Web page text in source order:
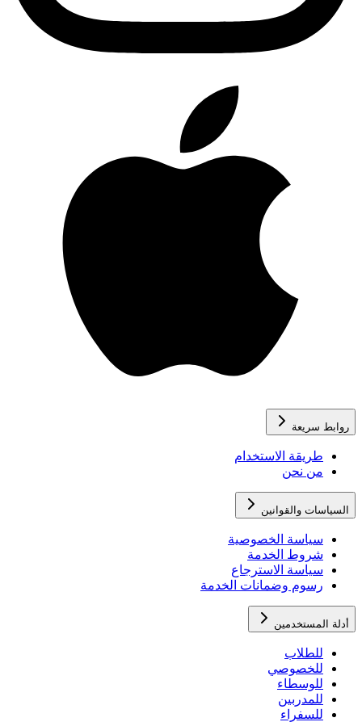
روابط سريعة
طريقة الاستخدام
من نحن
السياسات والقوانين
سياسة الخصوصية
شروط الخدمة
سياسة الاسترجاع
رسوم وضمانات الخدمة
أدلة المستخدمين
للطلاب
للخصوصي
للوسطاء
للمدربين
للسفراء